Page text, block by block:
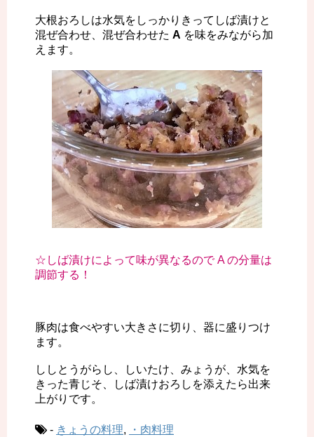
大根おろしは水気をしっかりきってしば漬けと
混ぜ合わせ、混ぜ合わせた A を味をみながら加
えます。
☆しば漬けによって味が異なるので A の分量は
調節する！
豚肉は食べやすい大きさに切り、器に盛りつけ
ます。
ししとうがらし、しいたけ、みょうが、水気を
きった青じそ、しば漬けおろしを添えたら出来
上がりです。
- きょうの料理, ・肉料理